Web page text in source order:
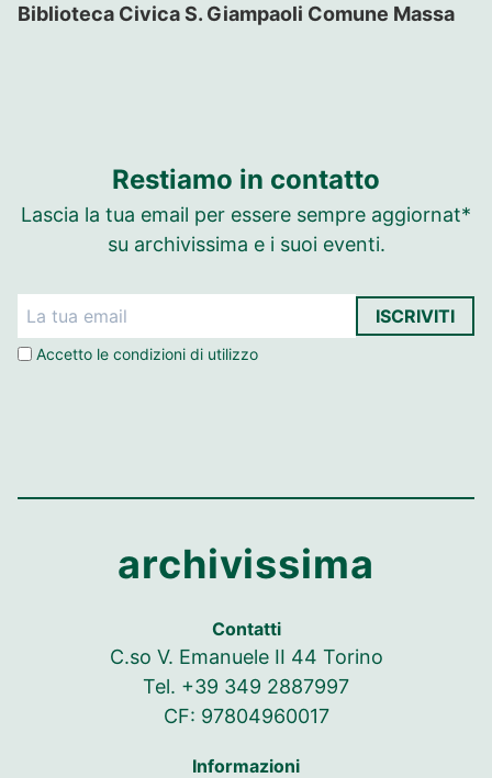
Biblioteca Civica S. Giampaoli Comune Massa
Restiamo in contatto
Lascia la tua email per essere sempre aggiornat*
su archivissima e i suoi eventi.
Accetto le condizioni di utilizzo
ISCRIVITI
archivissima
Contatti
C.so V. Emanuele II 44 Torino
Tel. +39 349 2887997
CF: 97804960017
Informazioni